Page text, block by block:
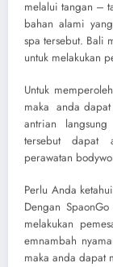
melalui tangan –
bahan alami
spa tersebut. Bali
untuk melakukan
Untuk
maka anda dapat
antrian
tersebut dapat
perawatan
Perlu Anda
Dengan
melakukan
emnambah
maka anda dapat